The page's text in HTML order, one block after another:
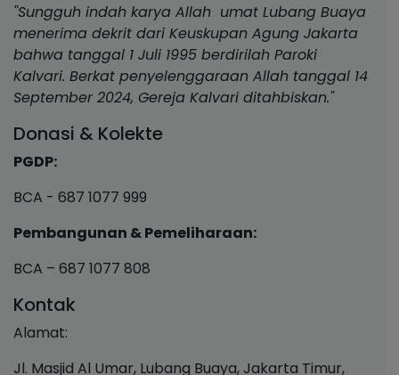
"Sungguh indah karya Allah umat Lubang Buaya
menerima dekrit dari Keuskupan Agung Jakarta
bahwa tanggal 1 Juli 1995 berdirilah Paroki
Kalvari. Berkat penyelenggaraan Allah tanggal 14
September 2024, Gereja Kalvari ditahbiskan."
Donasi & Kolekte
PGDP:
BCA - 687 1077 999
Pembangunan & Pemeliharaan:
BCA – 687 1077 808
Kontak
Alamat:
Jl. Masjid Al Umar, Lubang Buaya, Jakarta Timur,